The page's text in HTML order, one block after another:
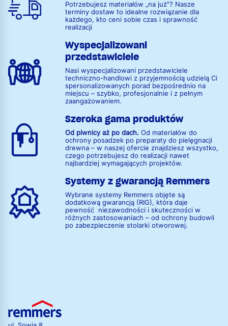
Potrzebujesz materiałów „na już”? Nasze
terminy dostaw to idealne rozwiązanie dla
każdego, kto ceni sobie czas i sprawność
realizacji
Wyspecjalizowani
przedstawiciele
Nasi wyspecjalizowani przedstawiciele
techniczno-handlowi z przyjemnością udzielą Ci
spersonalizowanych porad bezpośrednio na
miejscu – szybko, profesjonalnie i z pełnym
zaangażowaniem.
Szeroka gama produktów
Od piwnicy aż po dach. Od materiałów do
ochrony posadzek po preparaty do pielęgnacji
drewna – w naszej ofercie znajdziesz wszystko,
czego potrzebujesz do realizacji nawet
najbardziej wymagających projektów.
Systemy z gwarancją Remmers
Wybrane systemy Remmers objęte są
dodatkową gwarancją (RIG), która daje
pewność niezawodności i skuteczności w
różnych zastosowaniach – od ochrony budowli
po zabezpieczenie stolarki otworowej.